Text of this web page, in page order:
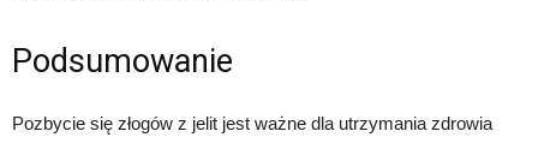
Podsumowanie
Pozbycie się złogów z jelit jest ważne dla utrzymania zdrowia